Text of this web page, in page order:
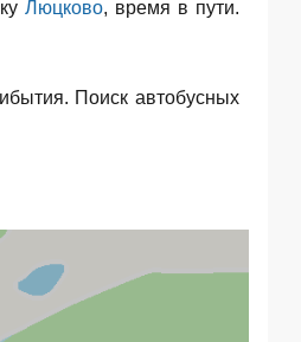
Люцково, время в пути.
Поиск автобусных